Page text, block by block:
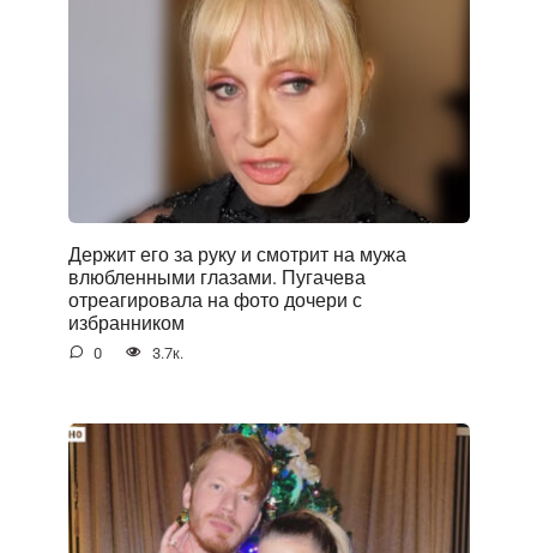
Держит его за руку и смотрит на мужа
влюбленными глазами. Пугачева
отреагировала на фото дочери с
избранником
0 3.7к.